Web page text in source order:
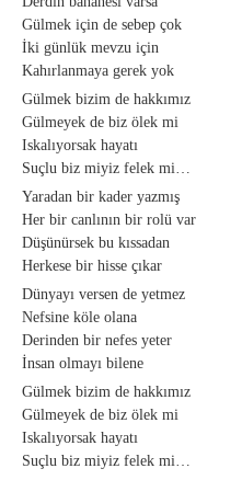
Gülmek için de sebep çok
İki günlük mevzu için
Kahırlanmaya gerek yok
Gülmek bizim de hakkımız
Gülmeyek de biz ölek mi
Iskalıyorsak hayatı
Suçlu biz miyiz felek mi…
Yaradan bir kader yazmış
Her bir canlının bir rolü var
Düşünürsek bu kıssadan
Herkese bir hisse çıkar
Dünyayı versen de yetmez
Nefsine köle olana
Derinden bir nefes yeter
İnsan olmayı bilene
Gülmek bizim de hakkımız
Gülmeyek de biz ölek mi
Iskalıyorsak hayatı
Suçlu biz miyiz felek mi…